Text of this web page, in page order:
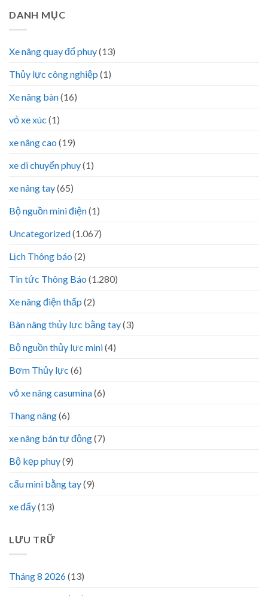
DANH MỤC
Xe nâng quay đổ phuy(13)
Thủy lực công nghiệp (1)
Xe nâng bàn(16)
vỏ xe xúc (1)
xe nâng cao (19)
xe di chuyển phuy(1)
xe nâng tay(65)
Bộ nguồn mini điện(1)
Uncategorized(1.067)
Lịch Thông báo (2)
Tin tức Thông Báo (1.280)
Xe nâng điện thấp (2)
Bàn nâng thủy lực bằng tay(3)
Bộ nguồn thủy lực mini(4)
Bơm Thủy lực (6)
vỏ xe nâng casumina(6)
Thang nâng(6)
xe nâng bán tự động(7)
Bộ kẹp phuy(9)
cẩu mini bằng tay(9)
xe đẩy(13)
LƯU TRỮ
Tháng 8 2026(13)